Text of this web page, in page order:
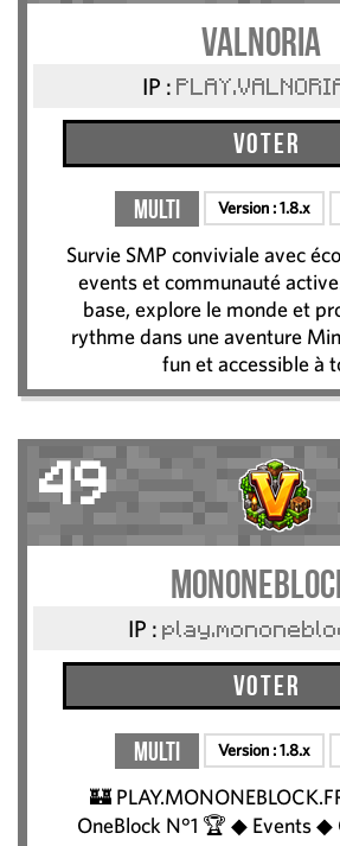
Valnoria
IP :
Voter
Multi Version :1.8.x
Survie SMP conviviale avec
events et communauté
base, explore le monde et
rythme dans une aventure
fun et accessible à
49
IP :
Voter
Multi Version :1.8.x
🏰
OneBlock N°1 🏆 ◆ Events